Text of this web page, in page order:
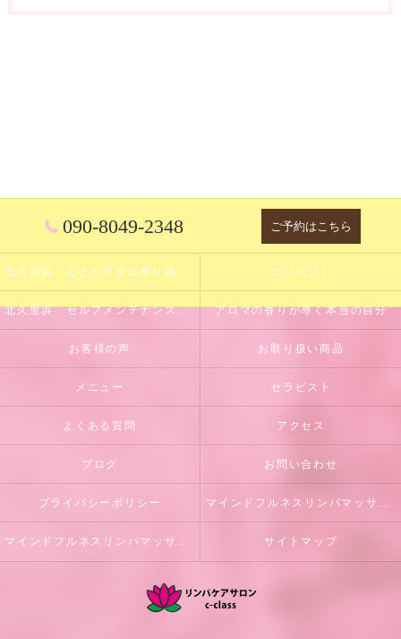
090-8049-2348 ご予約はこちら
北久里浜 心とカラダに寄り添うサロン コンセプト
北久里浜 セルフメンテナンスのサポート アロマの香りが導く本当の自分
お客様の声 お取り扱い商品
メニュー セラピスト
よくある質問 アクセス
ブログ お問い合わせ
プライバシーポリシー マインドフルネスリンパマッサージとは
マインドフルネスリンパマッサージ初回体験のご案内 サイトマップ